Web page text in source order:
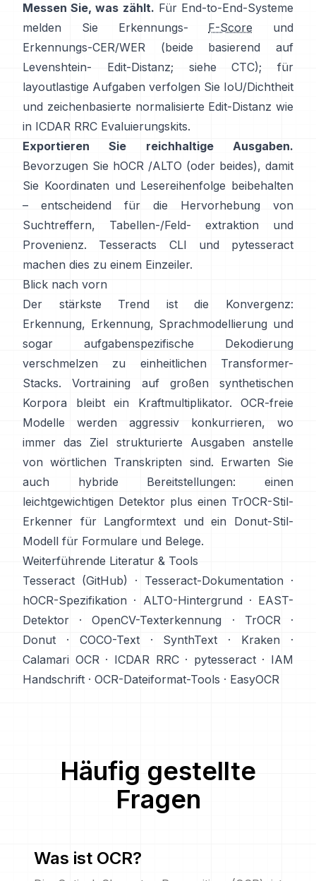
Messen Sie, was zählt. Für End-to-End-Systeme
melden Sie Erkennungs-
F-Score und
Erkennungs-CER/WER (beide basierend auf
Levenshtein- Edit-Distanz; siehe
CTC); für
layoutlastige Aufgaben verfolgen Sie IoU/Dichtheit
und zeichenbasierte normalisierte Edit-Distanz wie
in ICDAR RRC Evaluierungskits.
Exportieren Sie reichhaltige Ausgaben.
Bevorzugen Sie hOCR /ALTO (oder beides), damit
Sie Koordinaten und Lesereihenfolge beibehalten
– entscheidend für die Hervorhebung von
Suchtreffern, Tabellen-/Feld- extraktion und
Provenienz. Tesseracts CLI und
pytesseract
machen dies zu einem Einzeiler.
Blick nach vorn
Der stärkste Trend ist die Konvergenz:
Erkennung, Erkennung, Sprachmodellierung und
sogar aufgabenspezifische Dekodierung
verschmelzen zu einheitlichen Transformer-
Stacks. Vortraining auf
großen synthetischen
Korpora
bleibt ein Kraftmultiplikator. OCR-freie
Modelle werden aggressiv konkurrieren, wo
immer das Ziel strukturierte Ausgaben anstelle
von wörtlichen Transkripten sind. Erwarten Sie
auch hybride Bereitstellungen: einen
leichtgewichtigen Detektor plus einen TrOCR-Stil-
Erkenner für Langformtext und ein Donut-Stil-
Modell für Formulare und Belege.
Weiterführende Literatur & Tools
Tesseract (GitHub) · Tesseract-Dokumentation ·
hOCR-Spezifikation · ALTO-Hintergrund· EAST-
Detektor ·OpenCV-Texterkennung · TrOCR·
Donut · COCO-Text· SynthText · Kraken ·
Calamari OCR· ICDAR RRC· pytesseract· IAM
Handschrift · OCR-Dateiformat-Tools · EasyOCR
Häufig gestellte
Fragen
Was ist OCR?